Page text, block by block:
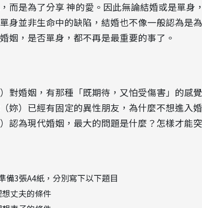
而是為了分享 神的愛。因此無論結婚或是單身
身並非生命中的缺陷，結婚也不像一般認為是
姻，是否單身，都不再是最重要的事了。
對婚姻，有那種「既期待，又怕受傷害」的感
妳）已經有固定的異性朋友，為什麼不想進入
認為現代婚姻，最大的問題是什麼？怎樣才能
備3張A4紙，分別寫下以下題目
丈夫的條件